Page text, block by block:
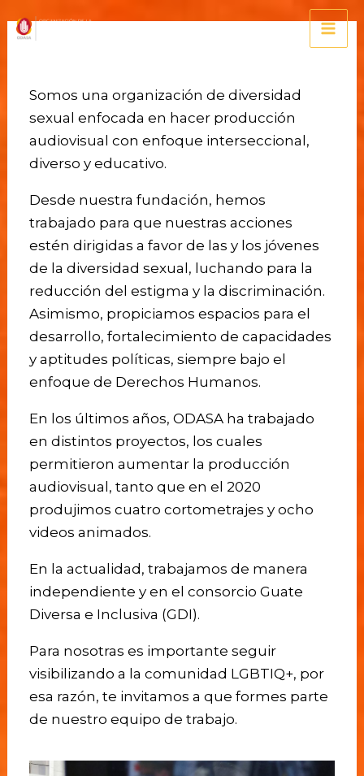
Somos una organización de diversidad
sexual enfocada en hacer producción
audiovisual con enfoque interseccional,
diverso y educativo.
Desde nuestra fundación, hemos
trabajado para que nuestras acciones
estén dirigidas a favor de las y los jóvenes
de la diversidad sexual, luchando para la
reducción del estigma y la discriminación.
Asimismo, propiciamos espacios para el
desarrollo, fortalecimiento de capacidades
y aptitudes políticas, siempre bajo el
enfoque de Derechos Humanos.
En los últimos años, ODASA ha trabajado
en distintos proyectos, los cuales
permitieron aumentar la producción
audiovisual, tanto que en el 2020
produjimos cuatro cortometrajes y ocho
videos animados.
En la actualidad, trabajamos de manera
independiente y en el consorcio Guate
Diversa e Inclusiva (GDI).
Para nosotras es importante seguir
visibilizando a la comunidad LGBTIQ+, por
esa razón, te invitamos a que formes parte
de nuestro equipo de trabajo.